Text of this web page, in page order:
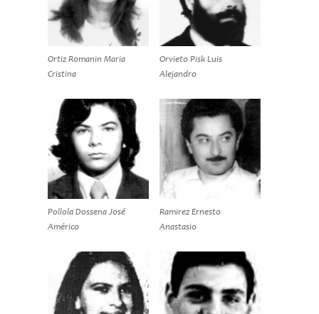
Ortiz Romanin Maria
Cristina
Orvieto Pisk Luis
Alejandro
Pollola Dossena José
Américo
Ramirez Ernesto
Anastasio